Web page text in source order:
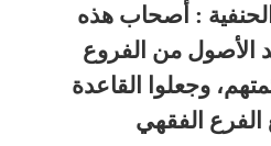
: أصحاب هذه
الأصول من الفروع
وجعلوا القاعدة
الفرع الفقهي